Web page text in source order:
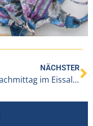
NÄCHSTER
Ein Nachmittag im Eissalon